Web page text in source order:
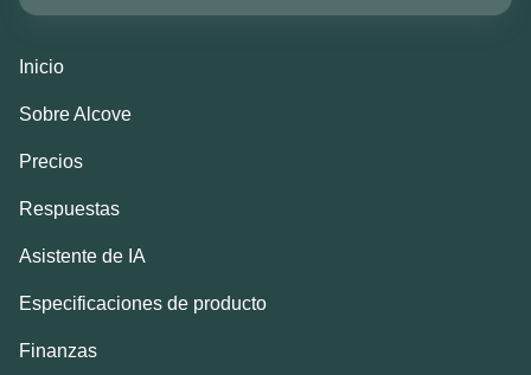
Inicio
Sobre Alcove
Precios
Respuestas
Asistente de IA
Especificaciones de producto
Finanzas